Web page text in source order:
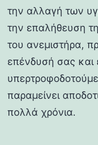
την αλλαγή των
την επαλήθευση
του ανεμιστήρα,
επένδυσή σας και
παραμείνει
πολλά χρόνια.